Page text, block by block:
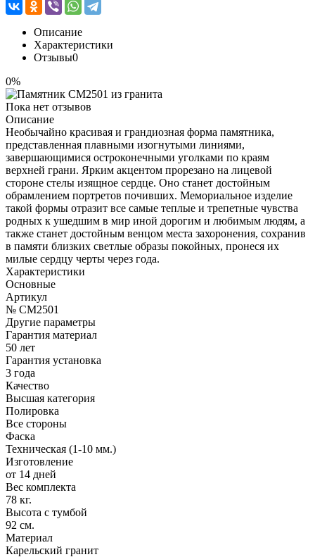
Описание
Характеристики
Отзывы0
0%
Пока нет отзывов
Описание
Необычайно красивая и грандиозная форма памятника,
представленная плавными изогнутыми линиями,
завершающимися остроконечными уголками по краям
верхней грани. Ярким акцентом прорезано на лицевой
стороне стелы изящное сердце. Оно станет достойным
обрамлением портретов почивших. Мемориальное изделие
такой формы отразит все самые теплые и трепетные чувства
родных к ушедшим в мир иной дорогим и любимым людям, а
также станет достойным венцом места захоронения, сохранив
в памяти близких светлые образы покойных, пронеся их
милые сердцу черты через года.
Характеристики
Основные
Артикул
№ CM2501
Другие параметры
Гарантия материал
50 лет
Гарантия установка
3 года
Качество
Высшая категория
Полировка
Все стороны
Фаска
Техническая (1-10 мм.)
Изготовление
от 14 дней
Вес комплекта
78 кг.
Высота с тумбой
92 см.
Материал
Карельский гранит